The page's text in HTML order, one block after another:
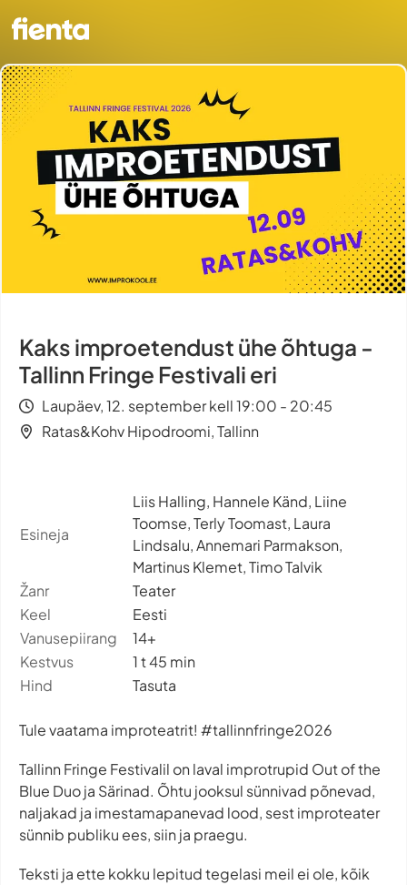
Kaks improetendust ühe õhtuga -
Tallinn Fringe Festivali eri
Laupäev, 12. september kell 19:00 - 20:45
Ratas&Kohv Hipodroomi, Tallinn
Esineja
Liis Halling, Hannele Känd, Liine
Toomse, Terly Toomast, Laura
Lindsalu, Annemari Parmakson,
Martinus Klemet, Timo Talvik
Žanr
Teater
Keel
Eesti
Vanusepiirang
14+
Kestvus
1 t 45 min
Hind
Tasuta
Tule vaatama improteatrit! #tallinnfringe2026
Tallinn Fringe Festivalil on laval improtrupid Out of the
Blue Duo ja Särinad. Õhtu jooksul sünnivad põnevad,
naljakad ja imestamapanevad lood, sest improteater
sünnib publiku ees, siin ja praegu.
Teksti ja ette kokku lepitud tegelasi meil ei ole, kõik